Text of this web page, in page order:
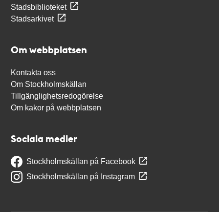
Stadsbiblioteket
Stadsarkivet
Om webbplatsen
Kontakta oss
Om Stockholmskällan
Tillgänglighetsredogörelse
Om kakor på webbplatsen
Sociala medier
Stockholmskällan på Facebook
Stockholmskällan på Instagram